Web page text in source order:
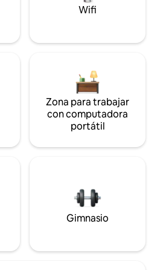
Wifi
Zona para trabajar
con computadora
portátil
Gimnasio